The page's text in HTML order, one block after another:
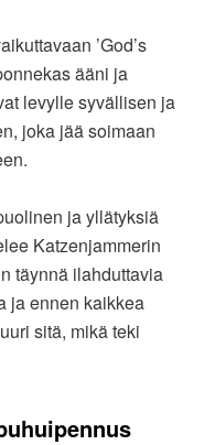
’God’s
ääni ja
levylle syvällisen ja
joka jää soimaan
ja yllätyksiä
Katzenjammerin
täynnä ilahduttavia
ja ennen kaikkea
sitä, mikä teki